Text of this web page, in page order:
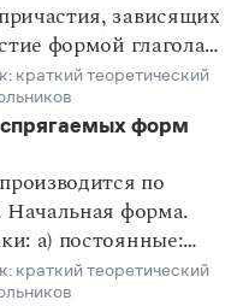
сказуемое
выражение
личные
предложения
члены
по
зависящих
формой глагола
логично все
к причастию
таким
должны быть
причастия,
залога, полной
краткий теоретический
форм
по
— вид,
краткий теоретический